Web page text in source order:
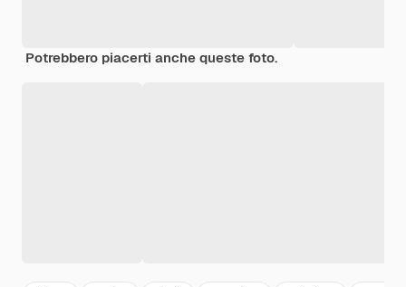
Potrebbero piacerti anche queste foto.